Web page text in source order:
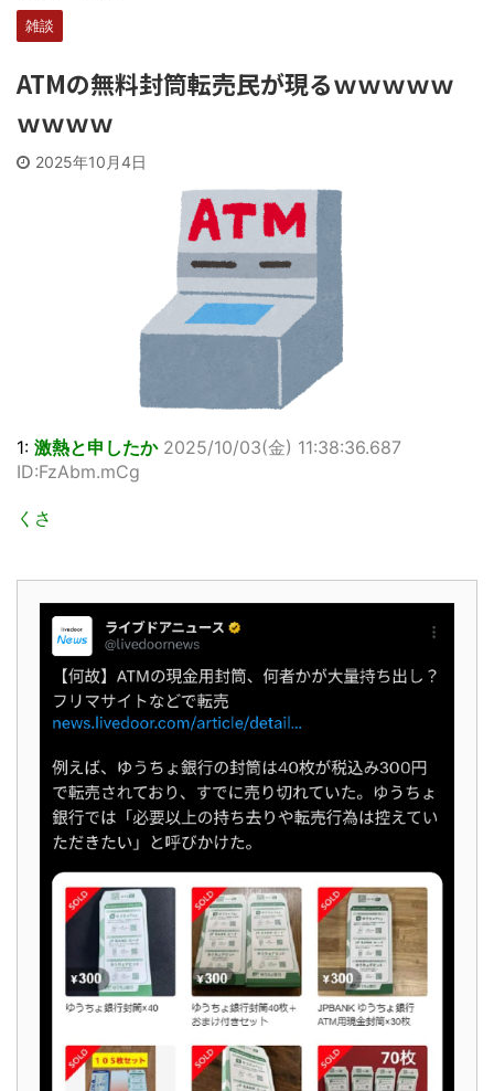
雑談
ATMの無料封筒転売民が現るｗｗｗｗｗ
ｗｗｗｗ
2025年10月4日
1: 激熱と申したか 2025/10/03(金) 11:38:36.687
ID:FzAbm.mCg
くさ